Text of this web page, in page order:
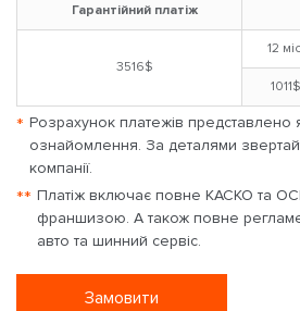
Гарантійний платіж
3516$
12
1011$
* Розрахунок платежів представлено
ознайомлення. За деталями
компанії.
** Платіж включає повне КАСКО та
франшизою. А також повне
авто та шинний сервіс.
Замовити